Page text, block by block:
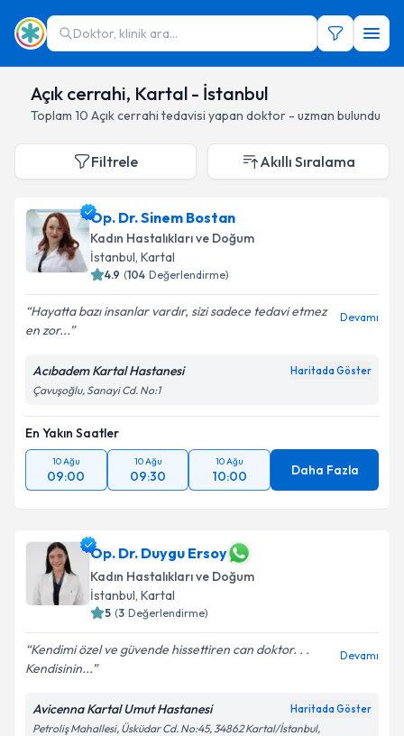
Doktor, klinik ara...
Açık cerrahi, Kartal - İstanbul
Toplam 10 Açık cerrahi tedavisi yapan doktor - uzman bulundu
Filtrele Akıllı Sıralama
Op. Dr. Sinem Bostan
Kadın Hastalıkları ve Doğum
İstanbul, Kartal
4.9 (104 Değerlendirme)
Hayatta bazı insanlar vardır, sizi sadece tedavi etmez
en zor...
Devamı
Acıbadem Kartal Hastanesi Haritada Göster
Çavuşoğlu, Sanayi Cd. No:1
En Yakın Saatler
10 Ağu
09:00
10 Ağu
09:30
10 Ağu
10:00 Daha Fazla
Op. Dr. Duygu Ersoy
Kadın Hastalıkları ve Doğum
İstanbul, Kartal
5 (3 Değerlendirme)
Kendimi özel ve güvende hissettiren can doktor. . .
Kendisinin...
Devamı
Avicenna Kartal Umut Hastanesi Haritada Göster
Petroliş Mahallesi, Üsküdar Cd. No:45, 34862 Kartal/İstanbul,